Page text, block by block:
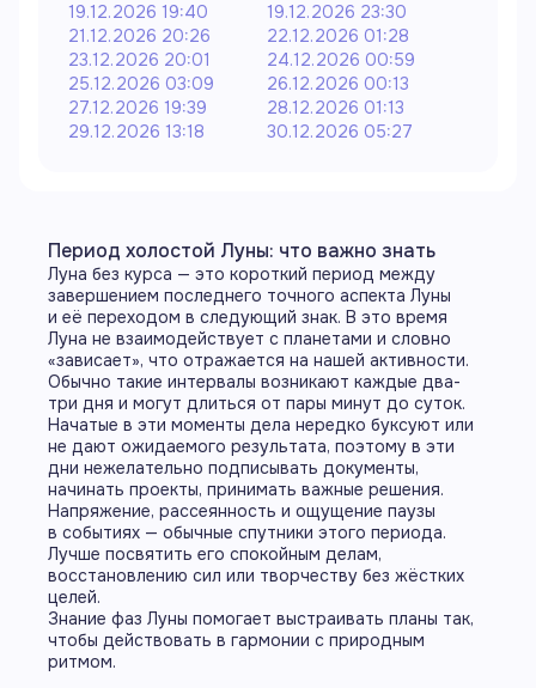
19.12.2026 19:40
19.12.2026 23:30
21.12.2026 20:26
22.12.2026 01:28
23.12.2026 20:01
24.12.2026 00:59
25.12.2026 03:09
26.12.2026 00:13
27.12.2026 19:39
28.12.2026 01:13
29.12.2026 13:18
30.12.2026 05:27
Период холостой Луны: что важно знать
Луна без курса — это короткий период между
завершением последнего точного аспекта Луны
и её переходом в следующий знак. В это время
Луна не взаимодействует с планетами и словно
«зависает», что отражается на нашей активности.
Обычно такие интервалы возникают каждые два-
три дня и могут длиться от пары минут до суток.
Начатые в эти моменты дела нередко буксуют или
не дают ожидаемого результата, поэтому в эти
дни нежелательно подписывать документы,
начинать проекты, принимать важные решения.
Напряжение, рассеянность и ощущение паузы
в событиях — обычные спутники этого периода.
Лучше посвятить его спокойным делам,
восстановлению сил или творчеству без жёстких
целей.
Знание фаз Луны помогает выстраивать планы так,
чтобы действовать в гармонии с природным
ритмом.